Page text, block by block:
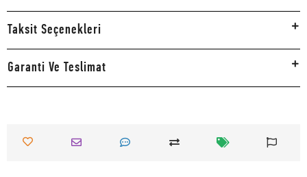
Taksit Seçenekleri
Garanti Ve Teslimat